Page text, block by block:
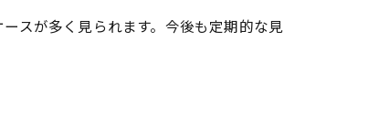
スが多く見られます。今後も定期的な見